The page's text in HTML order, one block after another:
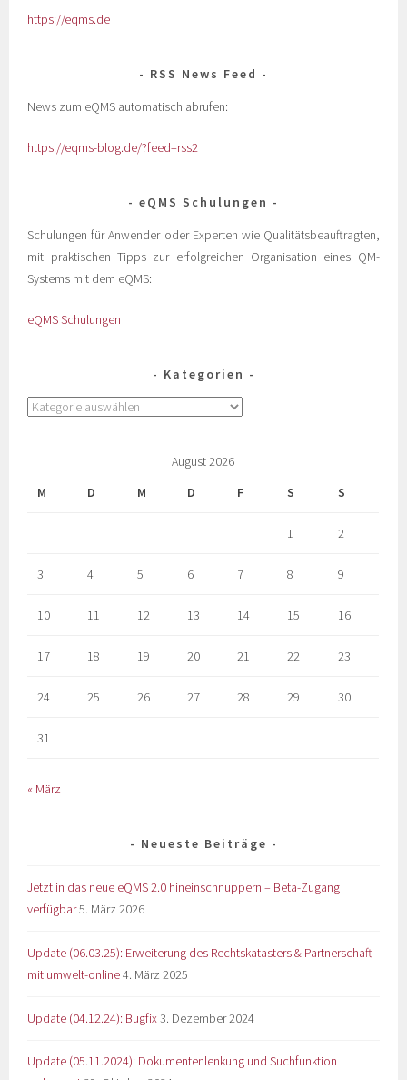
https://eqms.de
RSS News Feed
News zum eQMS automatisch abrufen:
https://eqms-blog.de/?feed=rss2
eQMS Schulungen
Schulungen für Anwender oder Experten wie Qualitätsbeauftragten,
mit praktischen Tipps zur erfolgreichen Organisation eines QM-
Systems mit dem eQMS:
eQMS Schulungen
Kategorien
August 2026
M
D M D F S S
1 2
3 4 5 6 7 8 9
10 11 12 13 14 15 16
17 18 19 20 21 22 23
24 25 26 27 28 29 30
31
« März
Neueste Beiträge
Jetzt in das neue eQMS 2.0 hineinschnuppern – Beta-Zugang
verfügbar5. März 2026
Update (06.03.25): Erweiterung des Rechtskatasters & Partnerschaft
mit umwelt-online4. März 2025
Update (04.12.24): Bugfix 3. Dezember 2024
Update (05.11.2024): Dokumentenlenkung und Suchfunktion